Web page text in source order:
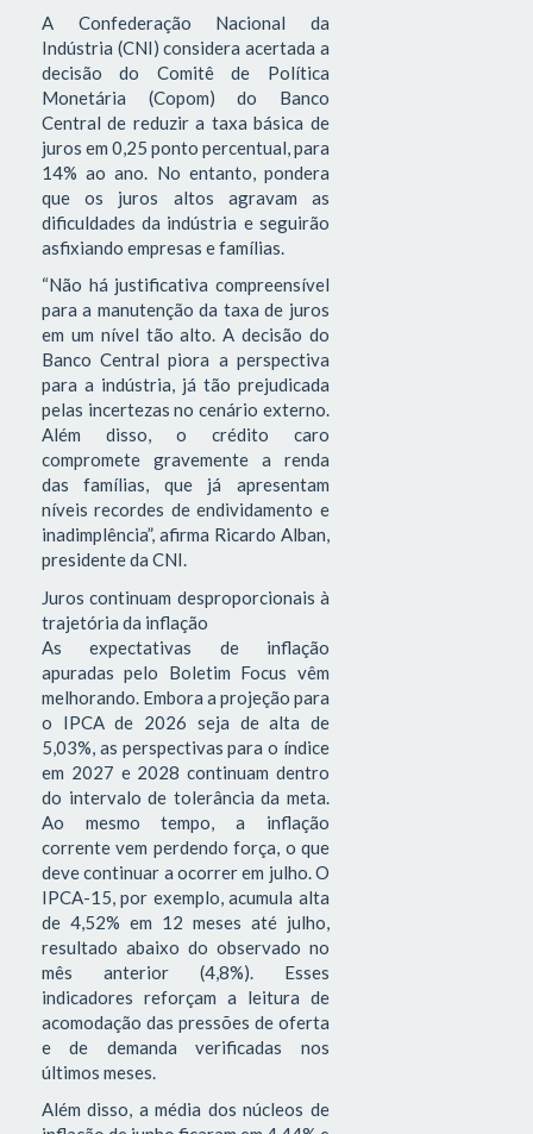
A Confederação Nacional da
Indústria (CNI) considera acertada a
decisão do Comitê de Política
Monetária (Copom) do Banco
Central de reduzir a taxa básica de
juros em 0,25 ponto percentual, para
14% ao ano. No entanto, pondera
que os juros altos agravam as
dificuldades da indústria e seguirão
asfixiando empresas e famílias.
“Não há justificativa compreensível
para a manutenção da taxa de juros
em um nível tão alto. A decisão do
Banco Central piora a perspectiva
para a indústria, já tão prejudicada
pelas incertezas no cenário externo.
Além disso, o crédito caro
compromete gravemente a renda
das famílias, que já apresentam
níveis recordes de endividamento e
inadimplência”, afirma Ricardo Alban,
presidente da CNI.
Juros continuam desproporcionais à
trajetória da inflação
As expectativas de inflação
apuradas pelo Boletim Focus vêm
melhorando. Embora a projeção para
o IPCA de 2026 seja de alta de
5,03%, as perspectivas para o índice
em 2027 e 2028 continuam dentro
do intervalo de tolerância da meta.
Ao mesmo tempo, a inflação
corrente vem perdendo força, o que
deve continuar a ocorrer em julho. O
IPCA-15, por exemplo, acumula alta
de 4,52% em 12 meses até julho,
resultado abaixo do observado no
mês anterior (4,8%). Esses
indicadores reforçam a leitura de
acomodação das pressões de oferta
e de demanda verificadas nos
últimos meses.
Além disso, a média dos núcleos de